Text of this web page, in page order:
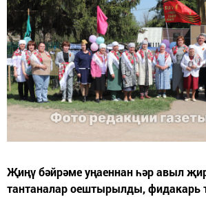
Җиңү бәйрәме уңаеннан һәр авыл
тантаналар оештырылды, фидакарь